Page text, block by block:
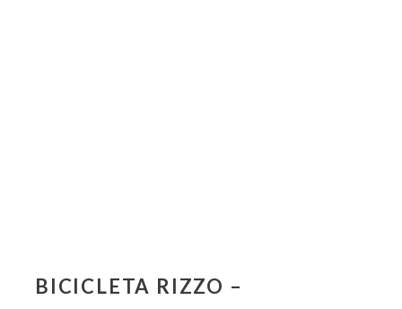
BICICLETA RIZZO –